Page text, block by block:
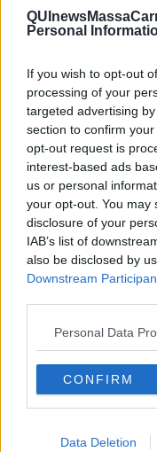
Personal
If you wish to opt-out
processing of your
targeted advertising
section to confirm
opt-out request is
interest-based ads
us or personal
your opt-out. You may
disclosure of your
IAB’s list of
also be disclosed by
Downstream
Personal Data
CONFIRM
Data Deletion
È bene essere chiari:
un passo indietro
tollerare... Sennò
inutilmente.
Senza ergastolo vero la
RESISTERE
Salvatore Calleri
Se vuoi leggere le
alle 20:00 direttamente
Basta cliccareQUI
Ti potrebbe
Articoli dal Blog “Legalità
Vademecum antimafia